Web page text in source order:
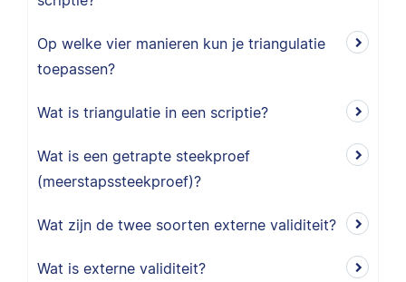
Op welke vier manieren kun je triangulatie
toepassen?
Wat is triangulatie in een scriptie?
Wat is een getrapte steekproef
(meerstapssteekproef)?
Wat zijn de twee soorten externe validiteit?
Wat is externe validiteit?